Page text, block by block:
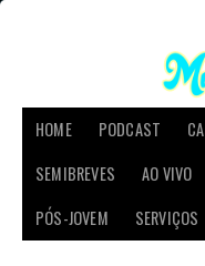
HOME PODCAST
SEMIBREVES
AO VIVO
PÓS-JOVEM
SERVIÇOS